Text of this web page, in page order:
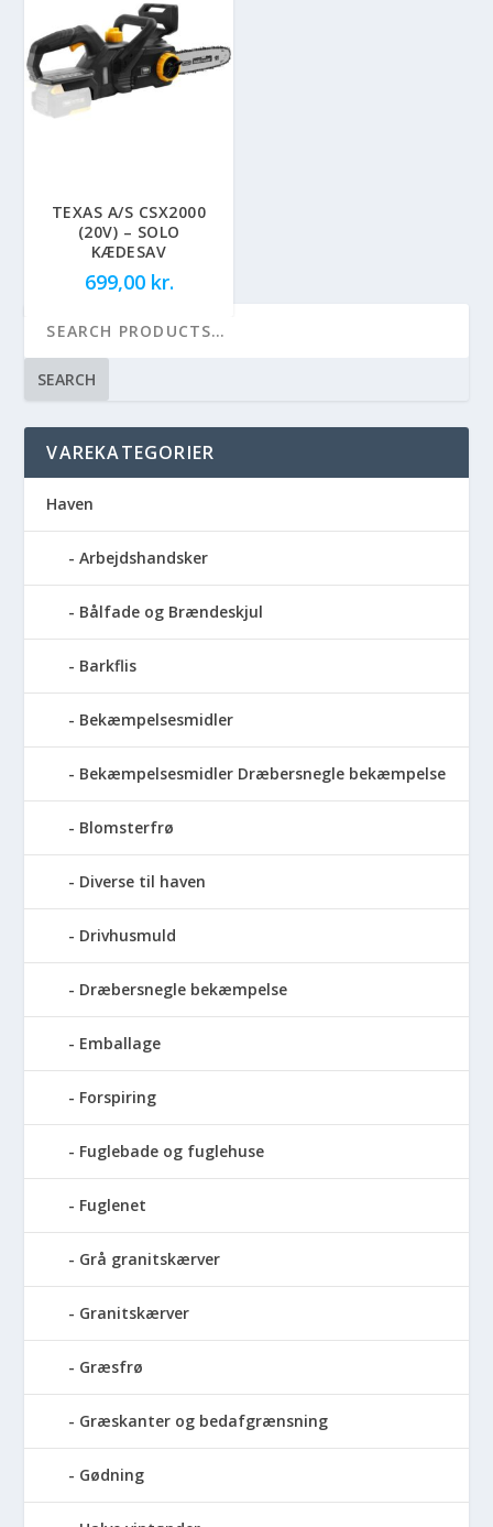
TEXAS A/S CSX2000
(20V) – SOLO
KÆDESAV
699,00 kr.
SEARCH
VAREKATEGORIER
Haven
Arbejdshandsker
Bålfade og Brændeskjul
Barkflis
Bekæmpelsesmidler
Bekæmpelsesmidler Dræbersnegle bekæmpelse
Blomsterfrø
Diverse til haven
Drivhusmuld
Dræbersnegle bekæmpelse
Emballage
Forspiring
Fuglebade og fuglehuse
Fuglenet
Grå granitskærver
Granitskærver
Græsfrø
Græskanter og bedafgrænsning
Gødning